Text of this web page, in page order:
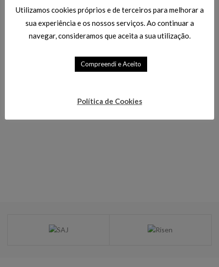
Elementos – SYGMA
Climatização,
Emissores de
485.50€
Elementos – SYGMA
Climatização,
Aquecimento de Baixo
549.70
Utilizamos cookies próprios e de terceiros para melhorar a
sua experiência e os nossos serviços. Ao continuar a
navegar, consideramos que aceita a sua utilização.
Compreendi e Aceito
Política de Cookies